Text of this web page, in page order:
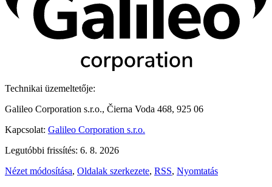
Technikai üzemeltetője:
Galileo Corporation s.r.o., Čierna Voda 468, 925 06
Kapcsolat: Galileo Corporation s.r.o.
Legutóbbi frissítés: 6. 8. 2026
Nézet módosítása, Oldalak szerkezete, RSS, Nyomtatás